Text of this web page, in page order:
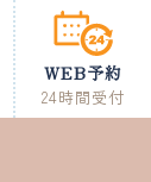
WEB予約
24時間受付